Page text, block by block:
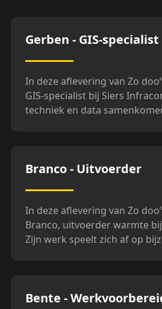
Aflevering
Gerben - GIS-specialist
In deze aflevering van Zo
GIS-specialist bij Siers
techniek en data
infrastructuur tot leven komt.
techniek alleen. Het is een
bij horen. Zo doo'w 't. Met
Aflevering
Branco - Uitvoerder
In deze aflevering van Zo
Branco, uitvoerder warmte
Zijn werk speelt zich af op
uitvoerder is geen dag
Aflevering3
Bente -